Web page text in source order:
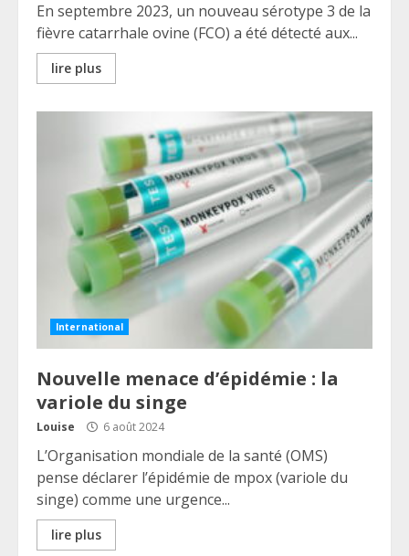
En septembre 2023, un nouveau sérotype 3 de la
fièvre catarrhale ovine (FCO) a été détecté aux...
lire plus
International
Nouvelle menace d’épidémie : la
variole du singe
Louise 6 août 2024
L’Organisation mondiale de la santé (OMS)
pense déclarer l’épidémie de mpox (variole du
singe) comme une urgence...
lire plus